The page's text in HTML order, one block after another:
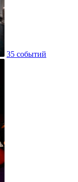
35 событий